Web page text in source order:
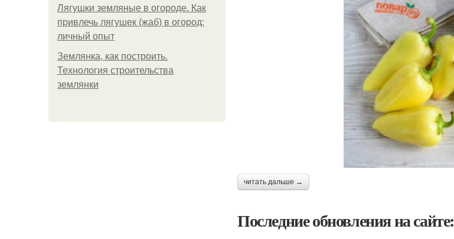
Лягушки земляные в огороде. Как
привлечь лягушек (жаб) в огород:
личный опыт
Землянка, как построить.
Технология строительства
землянки
читать дальше →
Последние обновления на сайте: